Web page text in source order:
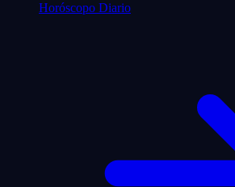
Horóscopo Diario